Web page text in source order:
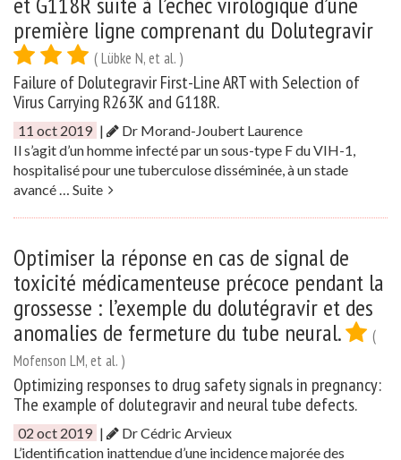
première ligne comprenant du Dolutegravir
( Lübke N, et al. )
Failure of Dolutegravir First-Line ART with Selection of
Virus Carrying R263K and G118R.
11 oct 2019 |
Dr Morand-Joubert Laurence
Il s’agit d’un homme infecté par un sous-type F du VIH-1,
hospitalisé pour une tuberculose disséminée, à un stade
avancé … Suite
Optimiser la réponse en cas de signal de
toxicité médicamenteuse précoce pendant la
grossesse : l’exemple du dolutégravir et des
anomalies de fermeture du tube neural.
(
Mofenson LM, et al. )
Optimizing responses to drug safety signals in pregnancy:
The example of dolutegravir and neural tube defects.
02 oct 2019 |
Dr Cédric Arvieux
L’identification inattendue d’une incidence majorée des